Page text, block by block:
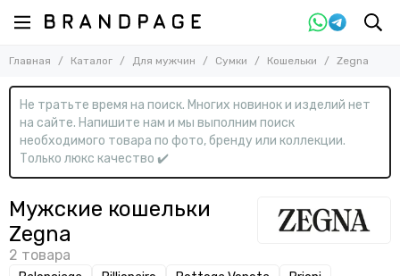
Назад
Для мужчин
Смотреть все товары
Одежда
Обувь
Сумки
Назад
Смотреть все товары
Барсетки
Дорожные и чемоданы
Картхолдеры и визитницы
Косметички
Кошельки
Мессенджеры
На ремне
Обложки для документов
Аксессуары
Главная Каталог Для мужчин Сумки Кошельки Zegna
Не тратьте время на поиск. Многих новинок и изделий нет
на сайте. Напишите нам и мы выполним поиск
необходимого товара по фото, бренду или коллекции.
Только люкс качество ✔️
Мужские кошельки
Zegna